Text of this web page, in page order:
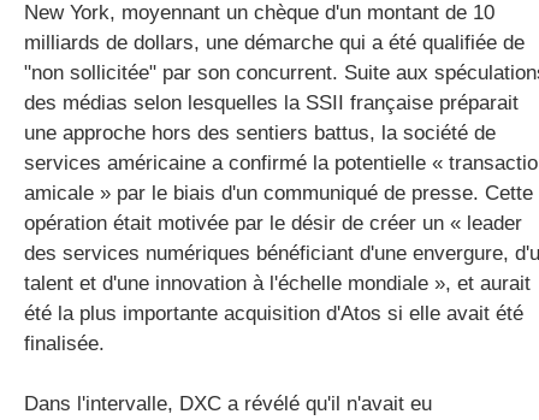
New York, moyennant un chèque d'un montant de 10
milliards de dollars, une démarche qui a été qualifiée de
"non sollicitée" par son concurrent. Suite aux
des médias selon lesquelles la SSII française préparait
une approche hors des sentiers battus, la société de
services américaine a confirmé la potentielle «
amicale » par le biais d'un communiqué de presse. Cette
opération était motivée par le désir de créer un « leader
des services numériques bénéficiant d'une envergure,
talent et d'une innovation à l'échelle mondiale », et aurait
été la plus importante acquisition d'Atos si elle avait été
finalisée.
Dans l'intervalle, DXC a révélé qu'il n'avait eu